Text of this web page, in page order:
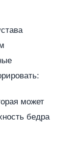
может
бедра